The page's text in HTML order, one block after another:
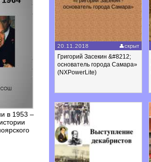
в 1953 –
20.11.2018 скрыт
Григорий Засекин &#8212;
основатель города Самара»
(NXPowerLite)